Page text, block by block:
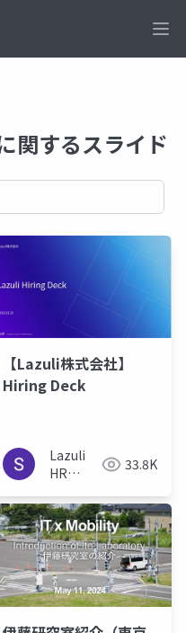
関するスライド
【Lazuli株式会社】
Hiring Deck
Lazuli
HR
33.8K